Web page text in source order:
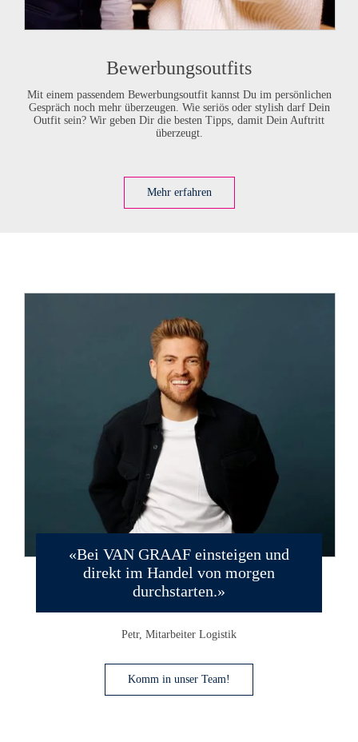
Bewerbungsoutfits
Mit einem passendem Bewerbungsoutfit kannst Du im persönlichen
Gespräch noch mehr überzeugen. Wie seriös oder stylish darf Dein
Outfit sein? Wir geben Dir die besten Tipps, damit Dein Auftritt
überzeugt.
Mehr erfahren
Bei VAN GRAAF einsteigen und
direkt im Handel von morgen
durchstarten.
Petr, Mitarbeiter Logistik
Komm in unser Team!